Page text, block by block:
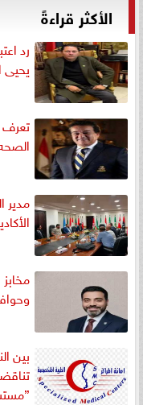
الأكثر قراءةً
رد
يحيى
تعرف
الصحه بـ 14
مدير
بين